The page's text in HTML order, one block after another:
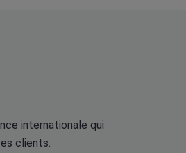
internationale qui
clients.